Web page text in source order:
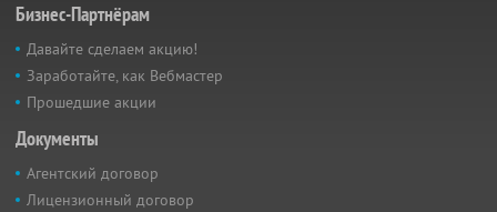
Бизнес-Партнёрам
Давайте сделаем акцию!
Заработайте, как Вебмастер
Прошедшие акции
Документы
Агентский договор
Лицензионный договор